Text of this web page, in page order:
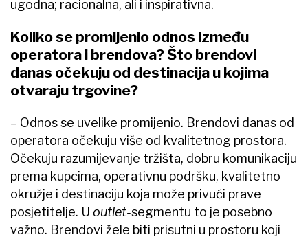
ugodna; racionalna, ali i inspirativna.
Koliko se promijenio odnos između
operatora i brendova? Što brendovi
danas očekuju od destinacija u kojima
otvaraju trgovine?
– Odnos se uvelike promijenio. Brendovi danas od
operatora očekuju više od kvalitetnog prostora.
Očekuju razumijevanje tržišta, dobru komunikaciju
prema kupcima, operativnu podršku, kvalitetno
okružje i destinaciju koja može privući prave
posjetitelje. U outlet-segmentu to je posebno
važno. Brendovi žele biti prisutni u prostoru koji